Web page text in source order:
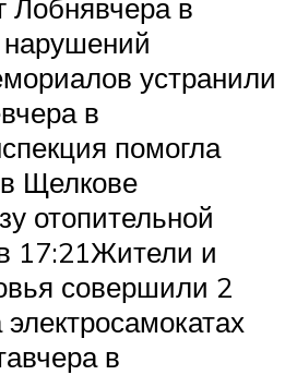
Лобнявчера в
устранили
в
помогла
Щелкове
отопительной
17:21Жители и
совершили 2
в